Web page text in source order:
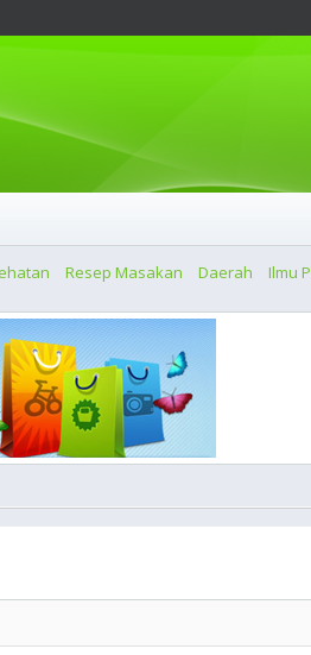
Resep Masakan Daerah Ilmu